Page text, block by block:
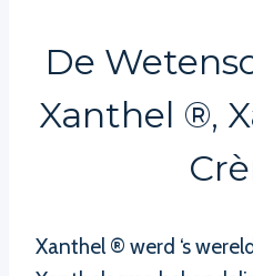
De
Xanthel ®,
Xanthel ® werd ‘s